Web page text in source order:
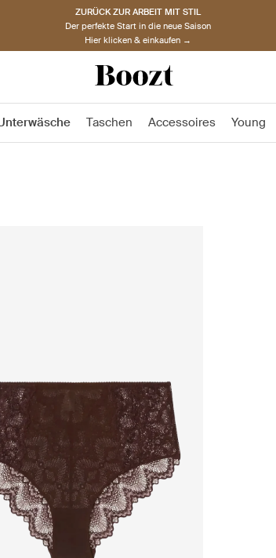
ZURÜCK ZUR ARBEIT MIT STIL
Der perfekte Start in die neue Saison
Hier klicken & einkaufen →
Taschen Accessoires Young